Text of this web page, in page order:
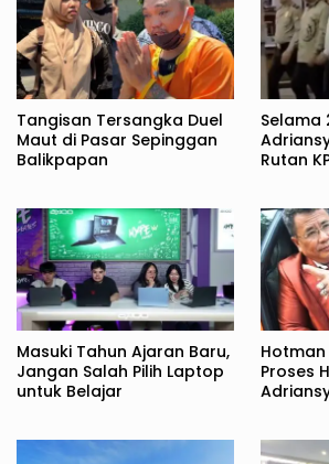
Tangisan Tersangka Duel
Maut di Pasar Sepinggan
Balikpapan
Selama
Rutan
Masuki Tahun Ajaran Baru,
Jangan Salah Pilih Laptop
untuk Belajar
Hotman
Proses